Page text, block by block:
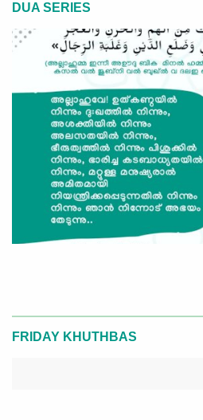
DUA SERIES
FRIDAY KHUTHBAS